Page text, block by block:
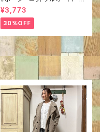
IRIEY P23107 #パネルボーダ
ー #ラグランスリーブ #クルー
ネック #シンプルトップス #カジ
ュアルコーデ
¥3,773
30%OFF